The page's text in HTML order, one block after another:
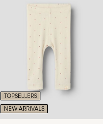
TOPSELLERS
NEW ARRIVALS